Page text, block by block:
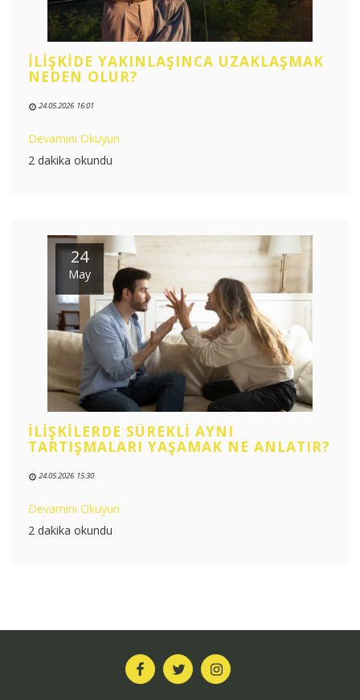
İLIŞKIDE YAKINLAŞINCA UZAKLAŞMAK
NEDEN OLUR?
24.05.2026 16:01
Devamını Okuyun
2 dakika okundu
24
May
İLIŞKILERDE SÜREKLI AYNI
TARTIŞMALARI YAŞAMAK NE ANLATIR?
24.05.2026 15:30
Devamını Okuyun
2 dakika okundu